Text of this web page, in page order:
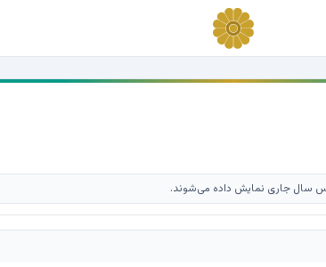
سال جاری نمایش داده می‌شوند.